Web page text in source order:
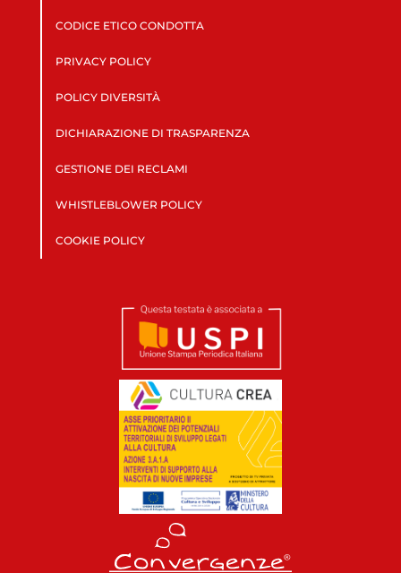
CODICE ETICO CONDOTTA
PRIVACY POLICY
POLICY DIVERSITÀ
DICHIARAZIONE DI TRASPARENZA
GESTIONE DEI RECLAMI
WHISTLEBLOWER POLICY
COOKIE POLICY